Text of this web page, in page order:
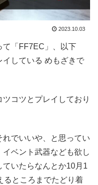
2023.10.03
て「FF7EC」、以下
イしている めもざきで
コツとプレイしており
でいいや、と思ってい
ベント武器なども欲し
ていたらなんとか10月1
るところまでたどり着